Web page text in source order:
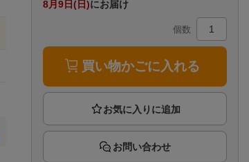
8月9日(日)にお届け
個数
買い物かごに入れる
お問い合わせ